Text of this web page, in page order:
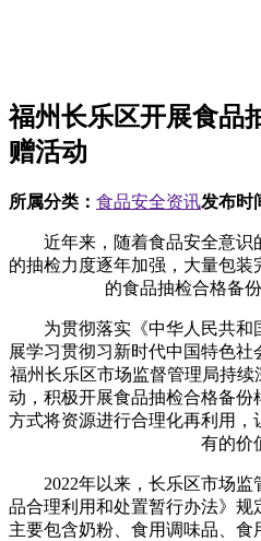
福州长乐区开展食品
赠活动
所属分类： 食品安全资讯发布时
近年来，随着食品安全意识
的抽检力度逐年加强，大量包
的食品抽检合格备
为贯彻落实《中华人民共和
展学习贯彻习新时代中国特色社
福州长乐区市场监督管理局持续
动，积极开展食品抽检合格备
方式将资源进行合理化再利用
有的价
2022年以来，长乐区市场监
品合理利用和处置暂行办法》
主要包含奶粉、食用调味品、食